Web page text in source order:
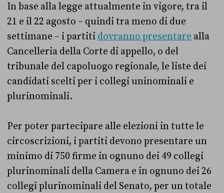
In base alla legge attualmente in vigore, tra il
21 e il 22 agosto – quindi tra meno di due
settimane – i partiti dovranno presentare alla
Cancelleria della Corte di appello, o del
tribunale del capoluogo regionale, le liste dei
candidati scelti per i collegi uninominali e
plurinominali.
Per poter partecipare alle elezioni in tutte le
circoscrizioni, i partiti devono presentare un
minimo di 750 firme in ognuno dei 49 collegi
plurinominali della Camera e in ognuno dei 26
collegi plurinominali del Senato, per un totale